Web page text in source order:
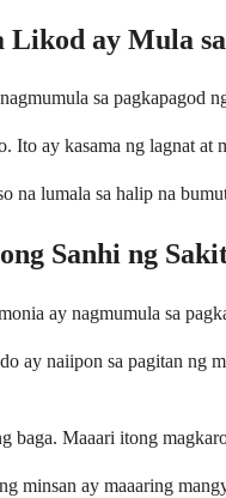
ay Mula
sa
ay kasama ng lagnat
na lumala sa halip na
Sanhi ng
ay nagmumula sa
ay naiipon sa pagitan ng
baga. Maaari itong
minsan ay maaaring